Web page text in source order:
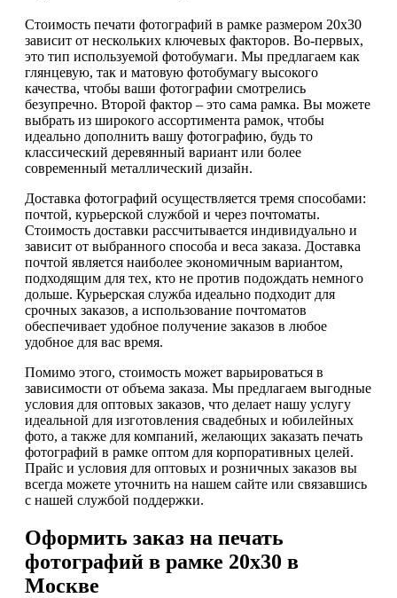
Стоимость печати фотографий в рамке размером 20х30
зависит от нескольких ключевых факторов. Во-первых,
это тип используемой фотобумаги. Мы предлагаем как
глянцевую, так и матовую фотобумагу высокого
качества, чтобы ваши фотографии смотрелись
безупречно. Второй фактор – это сама рамка. Вы можете
выбрать из широкого ассортимента рамок, чтобы
идеально дополнить вашу фотографию, будь то
классический деревянный вариант или более
современный металлический дизайн.
Доставка фотографий осуществляется тремя способами:
почтой, курьерской службой и через почтоматы.
Стоимость доставки рассчитывается индивидуально и
зависит от выбранного способа и веса заказа. Доставка
почтой является наиболее экономичным вариантом,
подходящим для тех, кто не против подождать немного
дольше. Курьерская служба идеально подходит для
срочных заказов, а использование почтоматов
обеспечивает удобное получение заказов в любое
удобное для вас время.
Помимо этого, стоимость может варьироваться в
зависимости от объема заказа. Мы предлагаем выгодные
условия для оптовых заказов, что делает нашу услугу
идеальной для изготовления свадебных и юбилейных
фото, а также для компаний, желающих заказать печать
фотографий в рамке оптом для корпоративных целей.
Прайс и условия для оптовых и розничных заказов вы
всегда можете уточнить на нашем сайте или связавшись
с нашей службой поддержки.
Оформить заказ на печать
фотографий в рамке 20х30 в
Москве